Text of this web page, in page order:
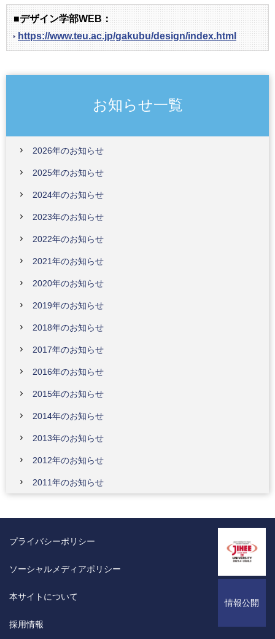
■デザイン学部WEB：
https://www.teu.ac.jp/gakubu/design/index.html
お知らせ一覧
2026年のお知らせ
2025年のお知らせ
2024年のお知らせ
2023年のお知らせ
2022年のお知らせ
2021年のお知らせ
2020年のお知らせ
2019年のお知らせ
2018年のお知らせ
2017年のお知らせ
2016年のお知らせ
2015年のお知らせ
2014年のお知らせ
2013年のお知らせ
2012年のお知らせ
2011年のお知らせ
情報公開
プライバシーポリシー
ソーシャルメディアポリシー
本サイトについて
採用情報